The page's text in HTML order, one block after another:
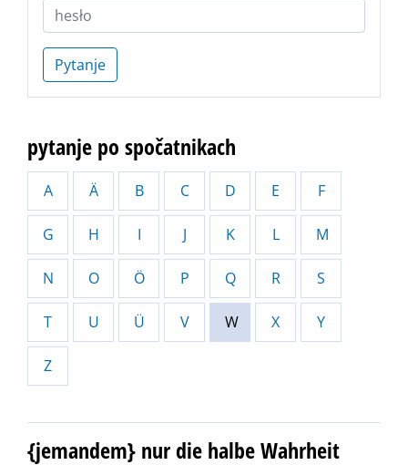
Pytanje
pytanje po spočatnikach
A Ä B C D E F
G H I J K L M
N O Ö P Q R S
T U Ü V W X Y
Z
{jemandem} nur die halbe Wahrheit